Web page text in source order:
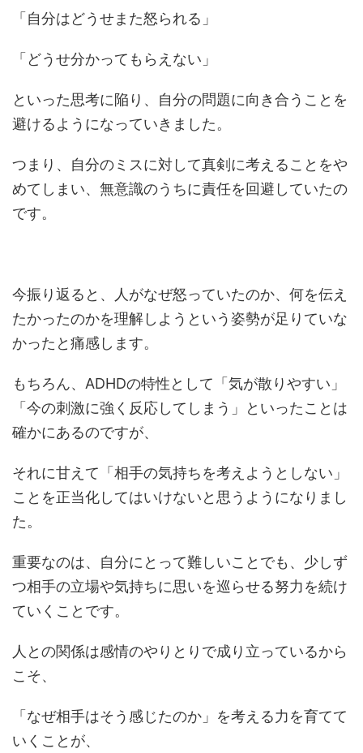
「自分はどうせまた怒られる」
「どうせ分かってもらえない」
といった思考に陥り、自分の問題に向き合うことを
避けるようになっていきました。
つまり、自分のミスに対して真剣に考えることをや
めてしまい、無意識のうちに責任を回避していたの
です。
今振り返ると、人がなぜ怒っていたのか、何を伝え
たかったのかを理解しようという姿勢が足りていな
かったと痛感します。
もちろん、ADHDの特性として「気が散りやすい」
「今の刺激に強く反応してしまう」といったことは
確かにあるのですが、
それに甘えて「相手の気持ちを考えようとしない」
ことを正当化してはいけないと思うようになりまし
た。
重要なのは、自分にとって難しいことでも、少しず
つ相手の立場や気持ちに思いを巡らせる努力を続け
ていくことです。
人との関係は感情のやりとりで成り立っているから
こそ、
「なぜ相手はそう感じたのか」を考える力を育てて
いくことが、